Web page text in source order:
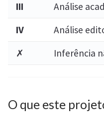
III
Análise
IV
Análise
✗
Inferência
O que este